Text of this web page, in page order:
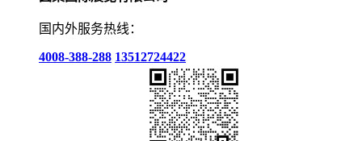
国内外服务热线：
4008-388-288 13512724422